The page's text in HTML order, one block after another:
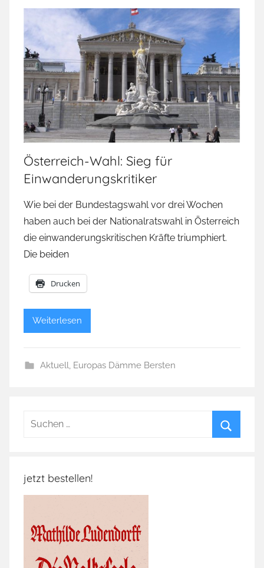
Österreich-Wahl: Sieg für
Einwanderungskritiker
Wie bei der Bundestagswahl vor drei Wochen
haben auch bei der Nationalratswahl in Österreich
die einwanderungskritischen Kräfte triumphiert.
Die beiden
Drucken
Weiterlesen
Aktuell, Europas Dämme Bersten
Suchen
jetzt bestellen!